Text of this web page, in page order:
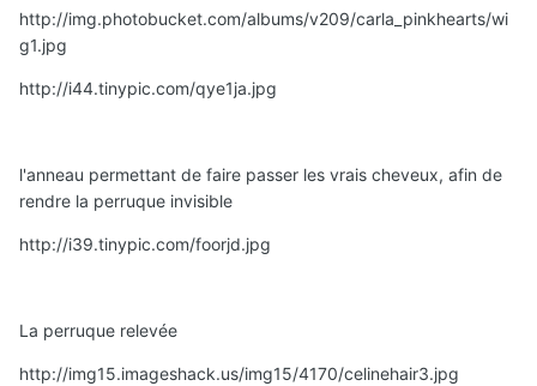
http://img.photobucket.com/albums/v209/carla_pinkhearts/wi
g1.jpg
http://i44.tinypic.com/qye1ja.jpg
l'anneau permettant de faire passer les vrais cheveux, afin de
rendre la perruque invisible
http://i39.tinypic.com/foorjd.jpg
La perruque relevée
http://img15.imageshack.us/img15/4170/celinehair3.jpg